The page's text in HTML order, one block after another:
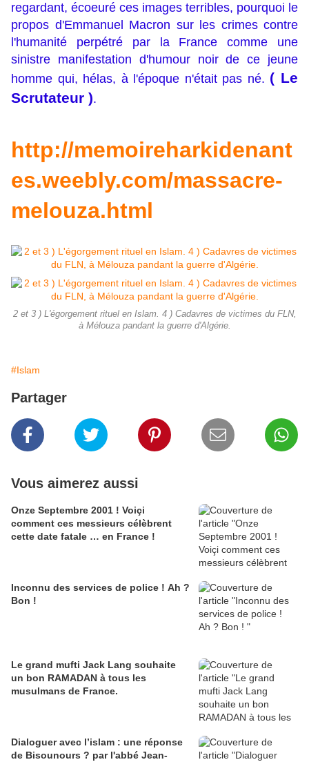
regardant, écoeuré ces images terribles, pourquoi le
propos d'Emmanuel Macron sur les crimes contre
l'humanité perpétré par la France comme une
sinistre manifestation d'humour noir de ce jeune
homme qui, hélas, à l'époque n'était pas né. ( Le
Scrutateur ).
http://memoireharkidenant
es.weebly.com/massacre-
melouza.html
2 et 3 ) L'égorgement rituel en Islam. 4 ) Cadavres de victimes du FLN,
à Mélouza pandant la guerre d'Algérie.
#Islam
Partager
Vous aimerez aussi
Onze Septembre 2001 ! Voiçi
comment ces messieurs célèbrent
cette date fatale … en France !
Inconnu des services de police ! Ah ?
Bon !
Le grand mufti Jack Lang souhaite
un bon RAMADAN à tous les
musulmans de France.
Dialoguer avec l’islam : une réponse
de Bisounours ? par l'abbé Jean-